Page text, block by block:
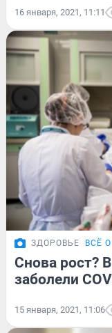
16 января, 2021, 11:11
ЗДОРОВЬЕ ВСЁ
Снова рост?
заболели
15 января, 2021, 11:06